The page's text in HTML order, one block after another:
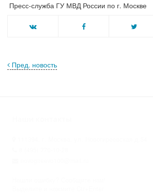
Пресс-служба ГУ МВД России по г. Москве
Пред. новость